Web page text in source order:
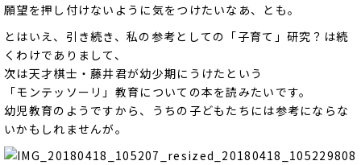
願望を押し付けないように気をつけたいなあ、とも。
とはいえ、引き続き、私の参考としての「子育て」研究？は続
くわけでありまして、
次は天才棋士・藤井君が幼少期にうけたという
「モンテッソーリ」教育についての本を読みたいです。
幼児教育のようですから、うちの子どもたちには参考にならな
いかもしれませんが。